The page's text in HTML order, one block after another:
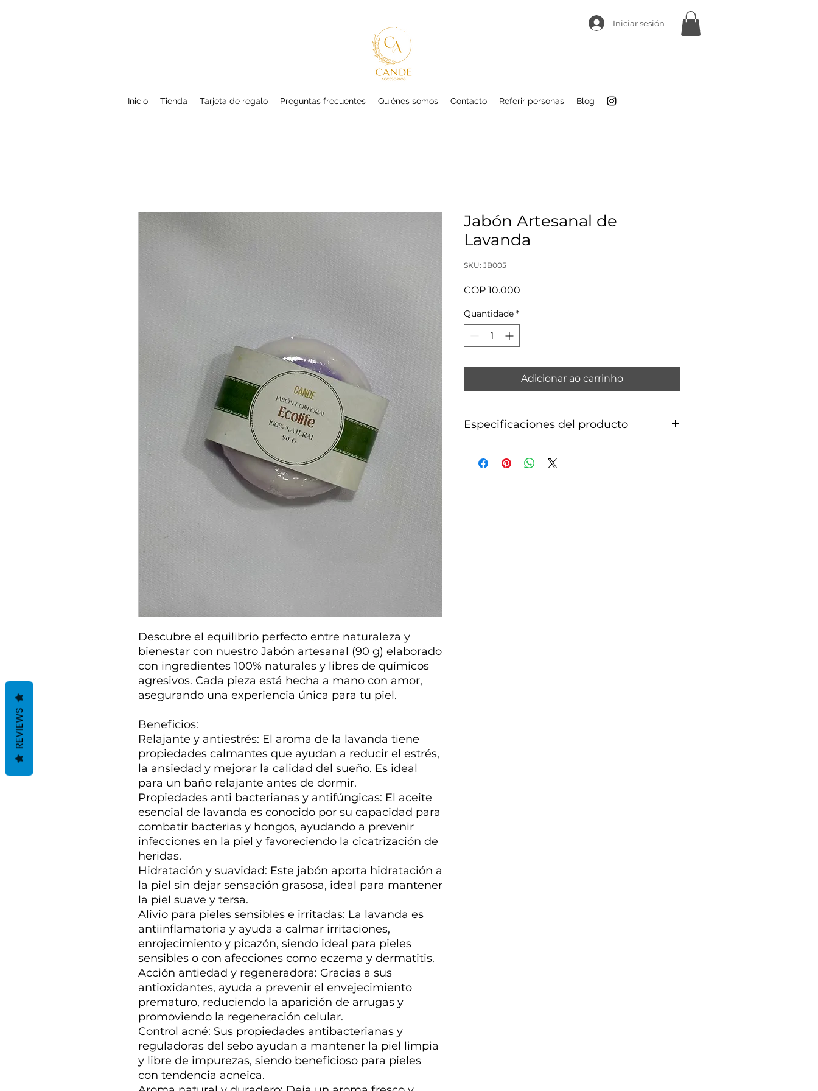
Iniciar sesión
Inicio Tienda Tarjeta de regalo Preguntas frecuentes Quiénes somos Contacto Referir personas Blog
Descubre el equilibrio perfecto entre naturaleza y
bienestar con nuestro Jabón artesanal (90 g) elaborado
con ingredientes 100% naturales y libres de químicos
agresivos. Cada pieza está hecha a mano con amor,
asegurando una experiencia única para tu piel.
Beneficios:
Relajante y antiestrés: El aroma de la lavanda tiene
propiedades calmantes que ayudan a reducir el estrés,
la ansiedad y mejorar la calidad del sueño. Es ideal
para un baño relajante antes de dormir.
Propiedades anti bacterianas y antifúngicas: El aceite
esencial de lavanda es conocido por su capacidad para
combatir bacterias y hongos, ayudando a prevenir
infecciones en la piel y favoreciendo la cicatrización de
heridas.
Hidratación y suavidad: Este jabón aporta hidratación a
la piel sin dejar sensación grasosa, ideal para mantener
la piel suave y tersa.
Alivio para pieles sensibles e irritadas: La lavanda es
antiinflamatoria y ayuda a calmar irritaciones,
enrojecimiento y picazón, siendo ideal para pieles
sensibles o con afecciones como eczema y dermatitis.
Acción antiedad y regeneradora: Gracias a sus
antioxidantes, ayuda a prevenir el envejecimiento
prematuro, reduciendo la aparición de arrugas y
promoviendo la regeneración celular.
Control acné: Sus propiedades antibacterianas y
reguladoras del sebo ayudan a mantener la piel limpia
y libre de impurezas, siendo beneficioso para pieles
con tendencia acneica.
Jabón Artesanal de
Lavanda
SKU: JB005
COP 10.000
Quantidade *
Adicionar ao carrinho
Especificaciones del producto
lavanda.
REVIEWS